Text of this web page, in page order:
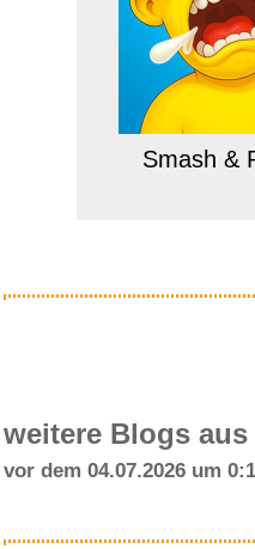
Smash &
weitere Blogs aus
vor dem 04.07.2026 um